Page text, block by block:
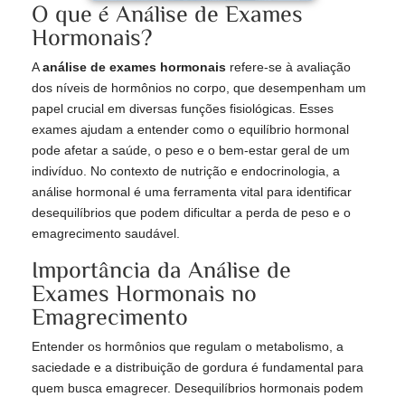
O que é Análise de Exames
Hormonais?
Aanálise de exames hormonais refere-se à avaliação
dos níveis de hormônios no corpo, que desempenham um
papel crucial em diversas funções fisiológicas. Esses
exames ajudam a entender como o equilíbrio hormonal
pode afetar a saúde, o peso e o bem-estar geral de um
indivíduo. No contexto de nutrição e endocrinologia, a
análise hormonal é uma ferramenta vital para identificar
desequilíbrios que podem dificultar a perda de peso e o
emagrecimento saudável.
Importância da Análise de
Exames Hormonais no
Emagrecimento
Entender os hormônios que regulam o metabolismo, a
saciedade e a distribuição de gordura é fundamental para
quem busca emagrecer. Desequilíbrios hormonais podem